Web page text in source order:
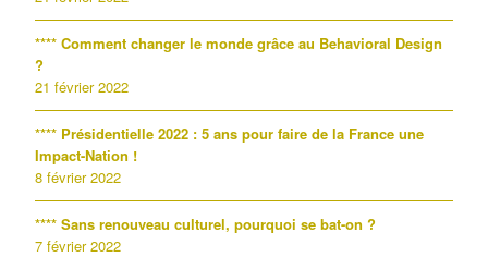
**** Comment changer le monde grâce au Behavioral Design
?
21 février 2022
**** Présidentielle 2022 : 5 ans pour faire de la France une
Impact-Nation !
8 février 2022
**** Sans renouveau culturel, pourquoi se bat-on ?
7 février 2022